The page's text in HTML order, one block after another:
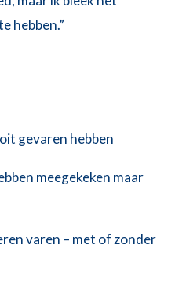
hebben.”
gevaren hebben
meegekeken maar
varen – met of zonder